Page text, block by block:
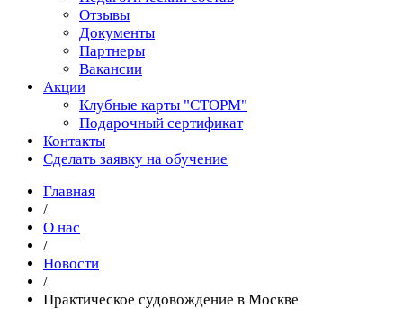
Отзывы
Документы
Партнеры
Вакансии
Акции
Клубные карты "СТОРМ"
Подарочный сертификат
Контакты
Сделать заявку на обучение
Главная
/
О нас
/
Новости
/
Практическое судовождение в Москве